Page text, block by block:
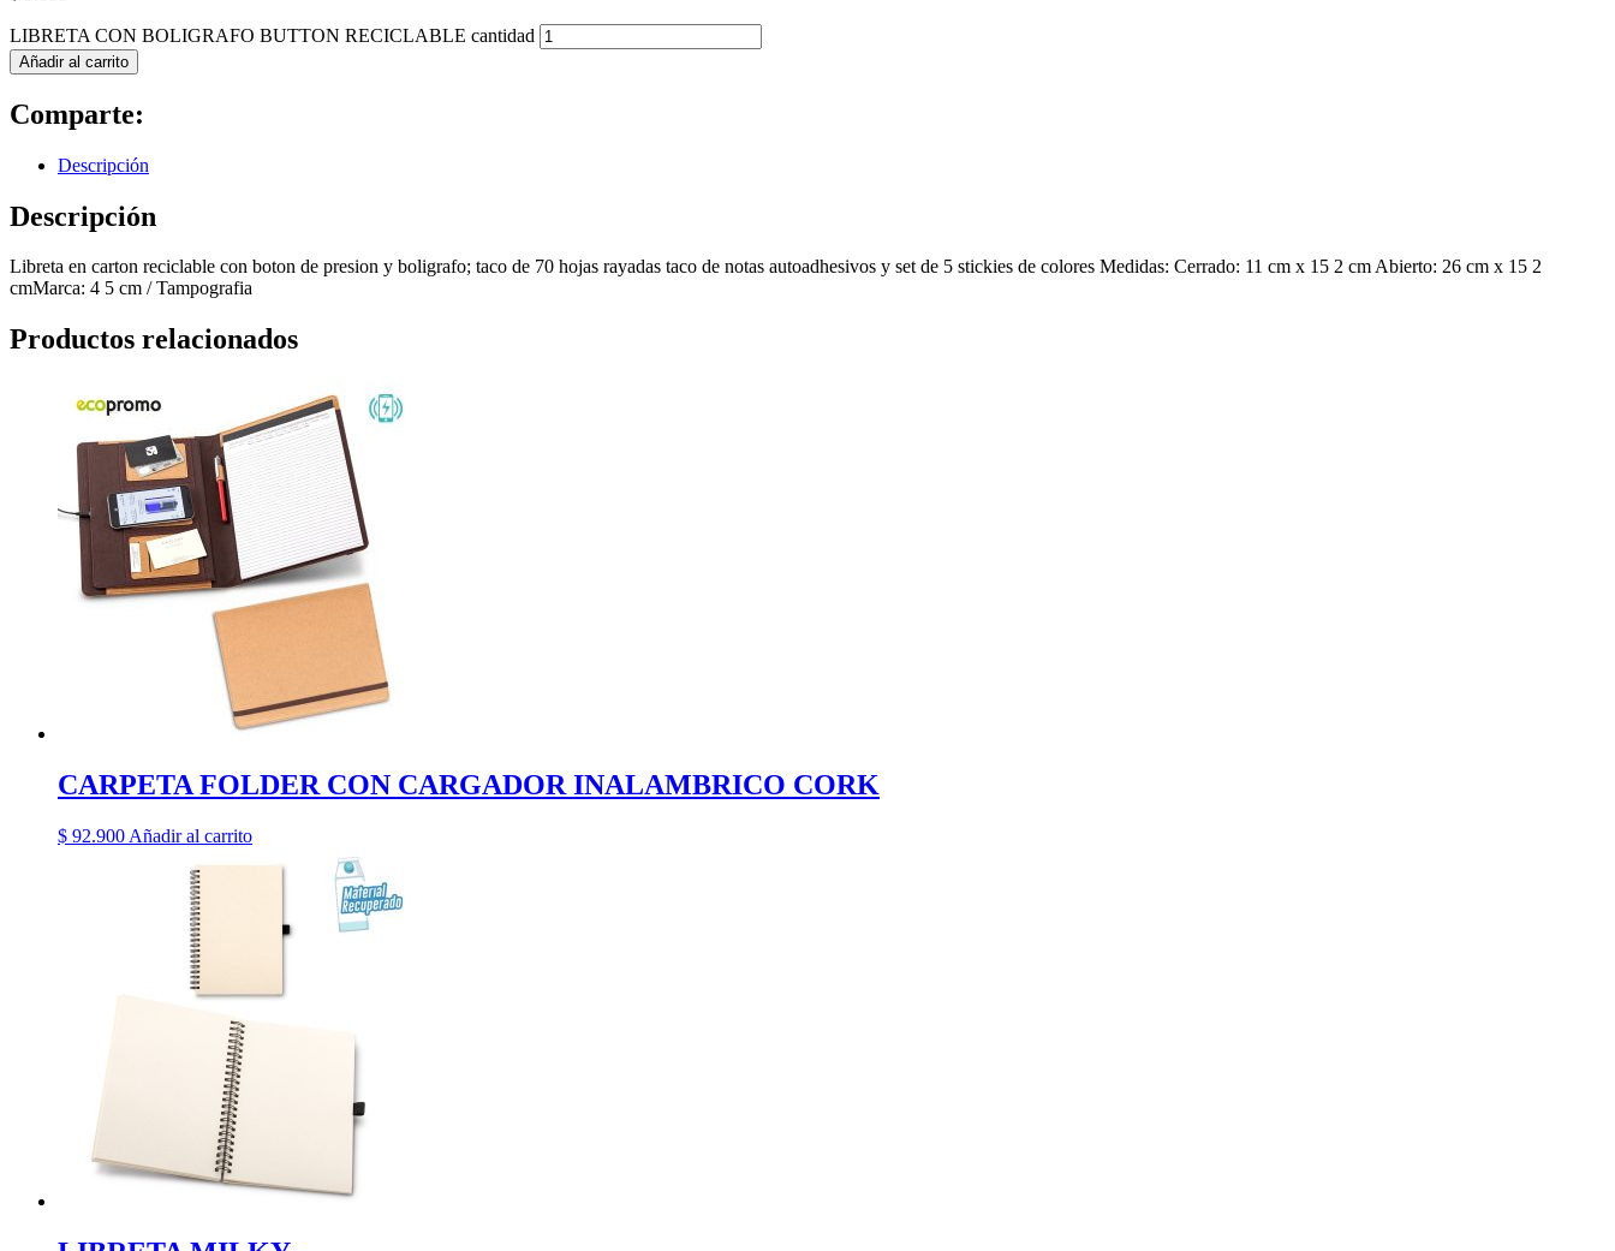
LIBRETA CON BOLIGRAFO BUTTON RECICLABLE cantidad
Añadir al carrito
Comparte:
Descripción
Descripción
Libreta en carton reciclable con boton de presion y boligrafo; taco de 70 hojas rayadas taco de notas autoadhesivos y set de 5 stickies de colores Medidas: Cerrado: 11 cm x 15 2 cm Abierto: 26 cm x 15 2
cmMarca: 4 5 cm / Tampografia
Productos relacionados
CARPETA FOLDER CON CARGADOR INALAMBRICO CORK
$ 92.900 Añadir al carrito